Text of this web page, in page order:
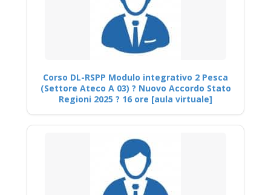
Corso DL-RSPP Modulo integrativo 2 Pesca
(Settore Ateco A 03) ? Nuovo Accordo Stato
Regioni 2025 ? 16 ore [aula virtuale]